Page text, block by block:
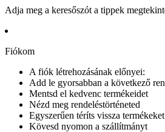
Adja meg a keresőszót a tippek
Fiókom
A fiók létrehozásának előnyei:
Add le gyorsabban a következő
Mentsd el kedvenc termékeidet
Nézd meg rendeléstörténeted
Egyszerűen téríts vissza termékeket
Kövesd nyomon a szállítmányt